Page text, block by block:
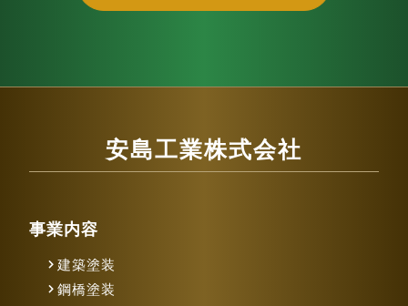
安島工業株式会社
事業内容
建築塗装
鋼橋塗装